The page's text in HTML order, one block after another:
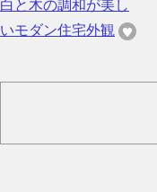
白と木の調和が美し
いモダン住宅外観